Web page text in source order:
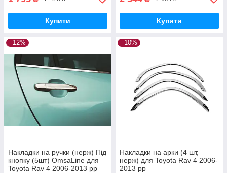
Купити Купити
–12%
Накладки на ручки (нерж) Під
кнопку (5шт) OmsaLine для
Toyota Rav 4 2006-2013 рр
–10%
Накладки на арки (4 шт,
нерж) для Toyota Rav 4 2006-
2013 рр